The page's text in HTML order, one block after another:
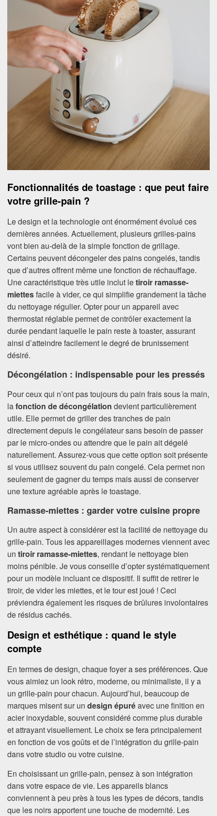
Fonctionnalités de toastage : que peut faire
votre grille-pain ?
Le design et la technologie ont énormément évolué ces
dernières années. Actuellement, plusieurs grilles-pains
vont bien au-delà de la simple fonction de grillage.
Certains peuvent décongeler des pains congelés, tandis
que d’autres offrent même une fonction de réchauffage.
Une caractéristique très utile inclut letiroir ramasse-
miettesfacile à vider, ce qui simplifie grandement la tâche
du nettoyage régulier. Opter pour un appareil avec
thermostat réglable permet de contrôler exactement la
durée pendant laquelle le pain reste à toaster, assurant
ainsi d’atteindre facilement le degré de brunissement
désiré.
Décongélation : indispensable pour les pressés
Pour ceux qui n’ont pas toujours du pain frais sous la main,
lafonction de décongélation devient particulièrement
utile. Elle permet de griller des tranches de pain
directement depuis le congélateur sans besoin de passer
par le micro-ondes ou attendre que le pain ait dégelé
naturellement. Assurez-vous que cette option soit présente
si vous utilisez souvent du pain congelé. Cela permet non
seulement de gagner du temps mais aussi de conserver
une texture agréable après le toastage.
Ramasse-miettes : garder votre cuisine propre
Un autre aspect à considérer est la facilité de nettoyage du
grille-pain. Tous les appareillages modernes viennent avec
un tiroir ramasse-miettes, rendant le nettoyage bien
moins pénible. Je vous conseille d’opter systématiquement
pour un modèle incluant ce dispositif. Il suffit de retirer le
tiroir, de vider les miettes, et le tour est joué ! Ceci
préviendra également les risques de brûlures involontaires
de résidus cachés.
Design et esthétique : quand le style
compte
En termes de design, chaque foyer a ses préférences. Que
vous aimiez un look rétro, moderne, ou minimaliste, il y a
un grille-pain pour chacun. Aujourd’hui, beaucoup de
marques misent sur un design épuréavec une finition en
acier inoxydable, souvent considéré comme plus durable
et attrayant visuellement. Le choix se fera principalement
en fonction de vos goûts et de l’intégration du grille-pain
dans votre studio ou votre cuisine.
En choisissant un grille-pain, pensez à son intégration
dans votre espace de vie. Les appareils blancs
conviennent à peu près à tous les types de décors, tandis
que les noirs apportent une touche de modernité. Les